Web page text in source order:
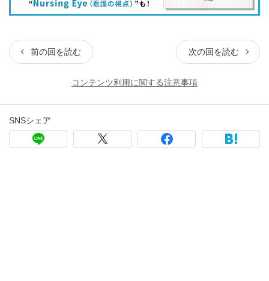
前の回を読む 次の回を読む
コンテンツ利用に関する注意事項
SNSシェア